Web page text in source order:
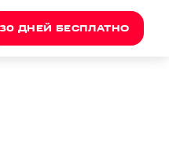
30 ДНЕЙ БЕСПЛАТНО